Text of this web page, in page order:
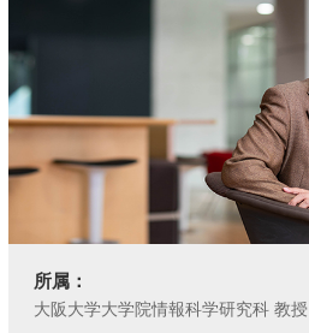
所属：
大阪大学大学院情報科学研究科 教授